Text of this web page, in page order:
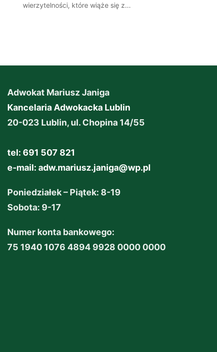
wierzytelności, które wiąże się z...
Adwokat Mariusz Janiga
Kancelaria Adwokacka Lublin
20-023 Lublin, ul. Chopina 14/55
tel: 691 507 821
e-mail: adw.mariusz.janiga@wp.pl
Poniedziałek – Piątek: 8-19
Sobota: 9-17
Numer konta bankowego:
75 1940 1076 4894 9928 0000 0000